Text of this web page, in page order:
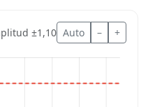
±1,10 Auto – +